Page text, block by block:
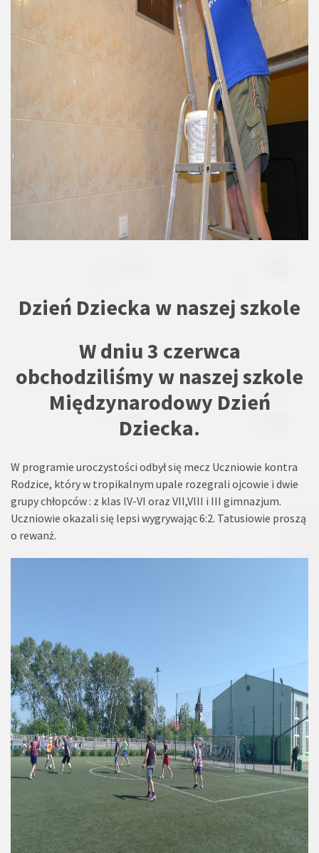
Dzień Dziecka w naszej szkole
W dniu 3 czerwca
obchodziliśmy w naszej szkole
Międzynarodowy Dzień
Dziecka.
W programie uroczystości odbył się mecz Uczniowie kontra
Rodzice, który w tropikalnym upale rozegrali ojcowie i dwie
grupy chłopców : z klas IV-VI oraz VII,VIII i III gimnazjum.
Uczniowie okazali się lepsi wygrywając 6:2. Tatusiowie proszą
o rewanż.